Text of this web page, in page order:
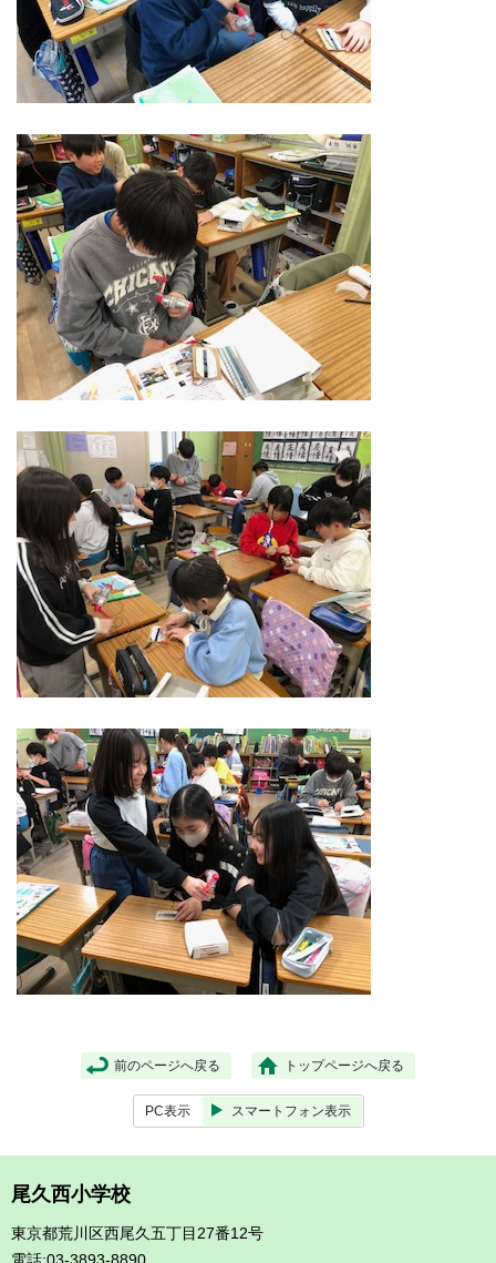
前のページへ戻る トップページへ戻る
PC表示 スマートフォン表示
尾久西小学校
東京都荒川区西尾久五丁目27番12号